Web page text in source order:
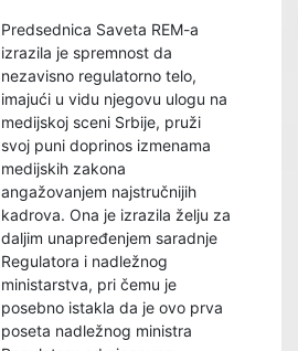
Predsednica Saveta REM-a
izrazila je spremnost da
nezavisno regulatorno telo,
imajući u vidu njegovu ulogu na
medijskoj sceni Srbije, pruži
svoj puni doprinos izmenama
medijskih zakona
angažovanjem najstručnijih
kadrova. Ona je izrazila želju za
daljim unapređenjem saradnje
Regulatora i nadležnog
ministarstva, pri čemu je
posebno istakla da je ovo prva
poseta nadležnog ministra